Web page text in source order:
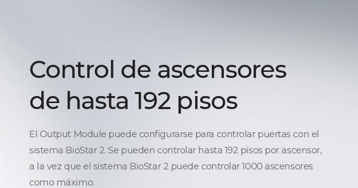
Control de ascensores
de hasta 192 pisos
El Output Module puede configurarse para controlar puertas con el
sistema BioStar 2. Se pueden controlar hasta 192 pisos por ascensor,
a la vez que el sistema BioStar 2 puede controlar 1000 ascensores
como máximo.